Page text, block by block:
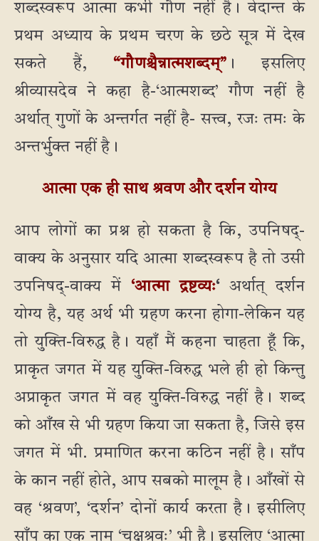
शब्दस्वरूप आत्मा कभी गौण नहीं है। वेदान्त के
प्रथम अध्याय के प्रथम चरण के छठे सूत्र में देख
सकते हैं,“गौणश्चैन्नात्मशब्दम्”। इसलिए
श्रीव्यासदेव ने कहा है-‘आत्मशब्द’ गौण नहीं है
अर्थात् गुणों के अन्तर्गत नहीं है- सत्त्व, रजः तमः के
अन्तर्भुक्त नहीं है।
आत्मा एक ही साथ श्रवण और दर्शन योग्य
आप लोगों का प्रश्न हो सकता है कि, उपनिषद्-
वाक्य के अनुसार यदि आत्मा शब्दस्वरूप है तो उसी
उपनिषद्-वाक्य में‘आत्मा द्रष्टव्यः‘ अर्थात् दर्शन
योग्य है, यह अर्थ भी ग्रहण करना होगा-लेकिन यह
तो युक्ति-विरुद्ध है। यहाँ मैं कहना चाहता हूँ कि,
प्राकृत जगत में यह युक्ति-विरुद्ध भले ही हो किन्तु
अप्राकृत जगत में वह युक्ति-विरुद्ध नहीं है। शब्द
को आँख से भी ग्रहण किया जा सकता है, जिसे इस
जगत में भी. प्रमाणित करना कठिन नहीं है। साँप
के कान नहीं होते, आप सबको मालूम है। आँखों से
वह ‘श्रवण’, ‘दर्शन’ दोनों कार्य करता है। इसीलिए
साँप का एक नाम ‘चक्षुश्रवः’ भी है। इसलिए ‘आत्मा